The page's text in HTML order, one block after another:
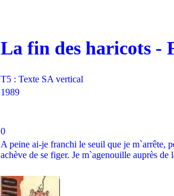
La fin des haricots -
T5 : Texte SA vertical
1989
0
A peine ai-je franchi le seuil que je m`arrête,
achève de se figer. Je m`agenouille auprès de